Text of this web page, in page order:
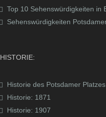
Top 10 Sehenswürdigkeiten in
Sehenswürdigkeiten
HISTORIE:
Historie des Potsdamer Platzes
Historie: 1871
Historie: 1907